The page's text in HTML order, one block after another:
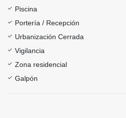
Piscina
Portería / Recepción
Urbanización Cerrada
Vigilancia
Zona residencial
Galpón